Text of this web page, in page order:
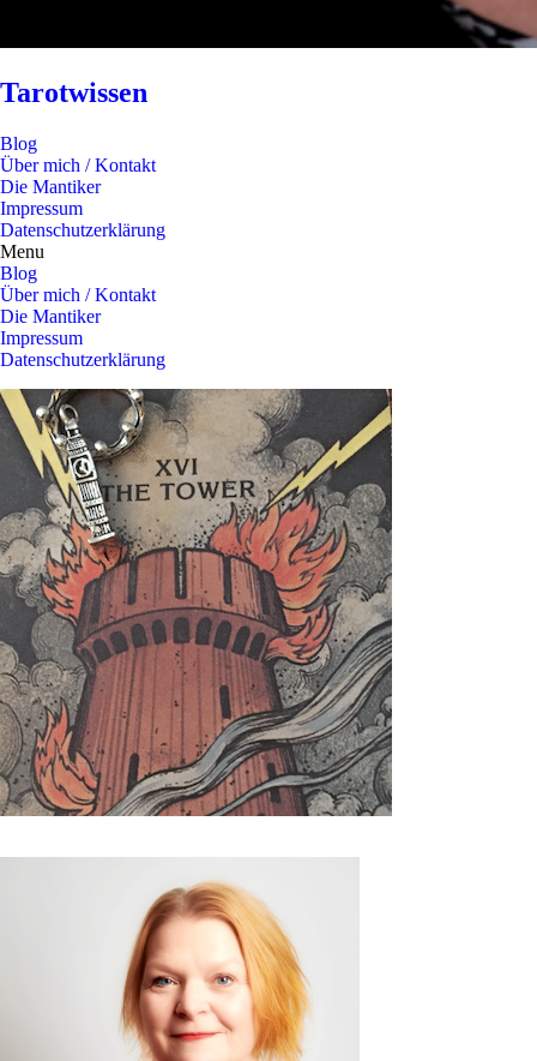
Tarotwissen
Blog
Über mich / Kontakt
Die Mantiker
Impressum
Datenschutzerklärung
Menu
Blog
Über mich / Kontakt
Die Mantiker
Impressum
Datenschutzerklärung